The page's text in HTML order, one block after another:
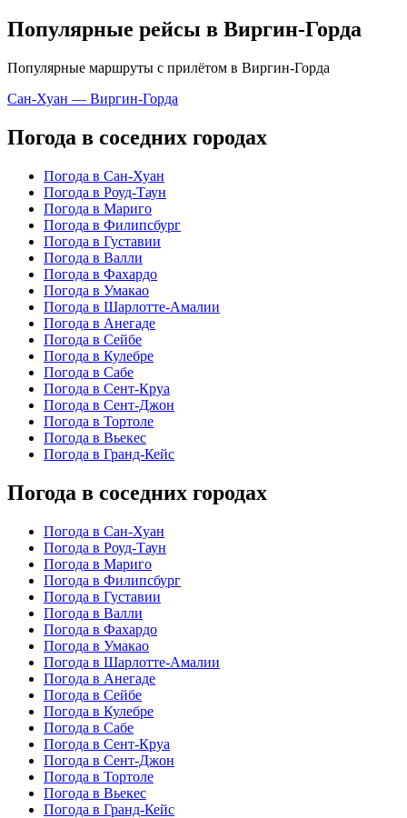
Популярные рейсы в Виргин-Горда
Популярные маршруты с прилётом в Виргин-Горда
Сан-Хуан — Виргин-Горда
Погода в соседних городах
Погода в Сан-Хуан
Погода в Роуд-Таун
Погода в Мариго
Погода в Филипсбург
Погода в Густавии
Погода в Валли
Погода в Фахардо
Погода в Умакао
Погода в Шарлотте-Амалии
Погода в Анегаде
Погода в Сейбе
Погода в Кулебре
Погода в Сабе
Погода в Сент-Круа
Погода в Сент-Джон
Погода в Тортоле
Погода в Вьекес
Погода в Гранд-Кейс
Погода в соседних городах
Погода в Сан-Хуан
Погода в Роуд-Таун
Погода в Мариго
Погода в Филипсбург
Погода в Густавии
Погода в Валли
Погода в Фахардо
Погода в Умакао
Погода в Шарлотте-Амалии
Погода в Анегаде
Погода в Сейбе
Погода в Кулебре
Погода в Сабе
Погода в Сент-Круа
Погода в Сент-Джон
Погода в Тортоле
Погода в Вьекес
Погода в Гранд-Кейс